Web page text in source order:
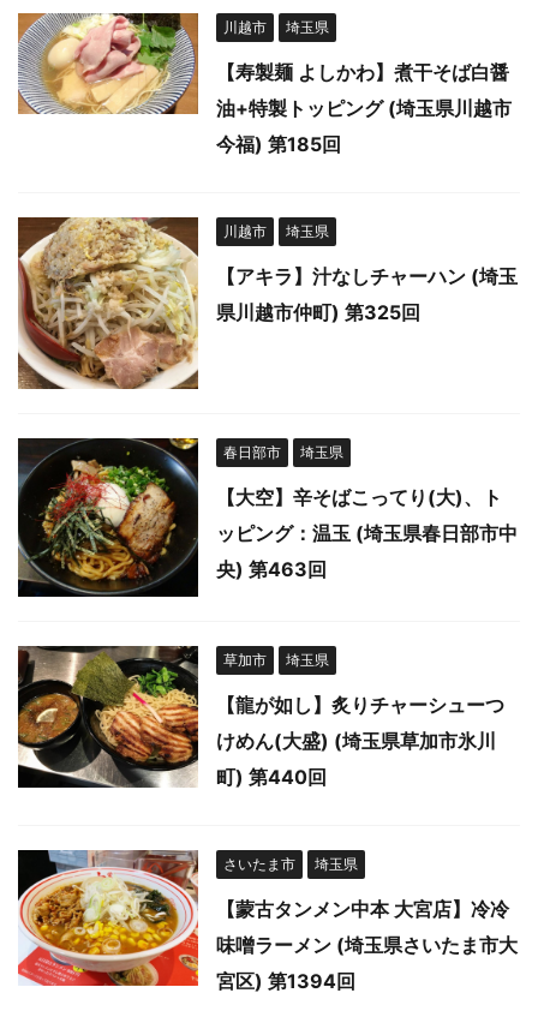
川越市 埼玉県
【寿製麺 よしかわ】煮干そば白醤
油+特製トッピング (埼玉県川越市
今福) 第185回
川越市 埼玉県
【アキラ】汁なしチャーハン (埼玉
県川越市仲町) 第325回
春日部市 埼玉県
【大空】辛そばこってり(大)、ト
ッピング：温玉 (埼玉県春日部市中
央) 第463回
草加市 埼玉県
【龍が如し】炙りチャーシューつ
けめん(大盛) (埼玉県草加市氷川
町) 第440回
さいたま市 埼玉県
【蒙古タンメン中本 大宮店】冷冷
味噌ラーメン (埼玉県さいたま市大
宮区) 第1394回